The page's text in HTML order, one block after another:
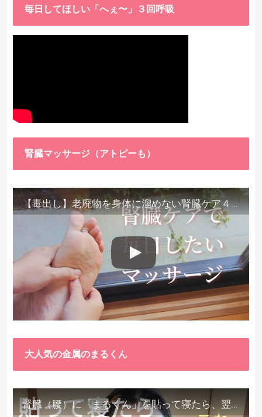
毎日してほしい「へぇ〜」３回呼吸
腎臓マッサージ（アトピーも）
【毒出し】老廃物を身体に溜めない腎臓ケア４種をご紹介します。
大人気の金属のまるくん
腎臓（腰）に「まるくん」を貼って寝たら、翌朝めちゃ楽でびっくりしました。腎臓叩いても痛くない！【お客様の声を試してみた】